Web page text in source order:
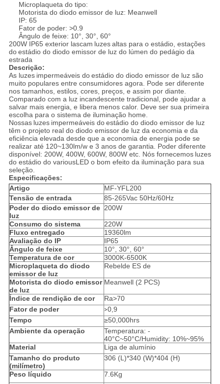
Microplaqueta do tipo:
Motorista do diodo emissor de luz: Meanwell
IP: 65
Fator de poder: >0.9
Ângulo de feixe: 10°, 30°, 60°
200W IP65 exterior lascam luzesaltas para o estádio, estações
doestádio dodiodo emissor de luz do lúmen do pedágio da
estrada
Descrição:
As luzes impermeáveis doestádio dodiodo emissor de luz são
muito populares entre consumidores agora. Pode ser diferente
nos tamanhos, estilos, cores, preços, e assim por diante.
Comparado com a luz incandescente tradicional, pode ajudar a
salvar mais energia, e libera menos calor. Deve ser sua primeira
escolha para o sistema de iluminação home.
Nossas luzes impermeáveis doestádio dodiodo emissor de luz
têm o projeto real do diodo emissor de luz da economia e da
eficiência elevada desde que a economia de energia pode se
realizar até 120~130lm/w e 3 anos de garantia. Poder diferente
disponível: 200W, 400W, 600W, 800W etc. Nós fornecemos luzes
doestádio do variousLED o bom efeito da iluminação para sua
seleção.
Especificações:
Artigo
MF-YFL200
Tensão de entrada
85-265Vac 50Hz/60Hz
Poder do diodo emissor de
luz
200W
Consumo do sistema
220W
Fluxo entregado
19360lm
Avaliação do IP
IP65
Ângulo de feixe
10°, 30°, 60°
Temperatura de cor
3000K-6500K
Microplaqueta do diodo
emissor de luz
Rebelde ES de
Motorista do diodo emissor
de luz
Meanwell (2 PCS)
Índice de rendição de cor
Ra>70
Fator de poder
>0,9
Tempo
≥50,000hrs
Ambiente da operação
Temperatura: -
40°C~50°C/Humidity: 10%~95%
Material
Liga de alumínio
Tamanho do produto
(milímetro)
306 (L)*340 (W)*404 (H)
Peso líquido
7.6Kg